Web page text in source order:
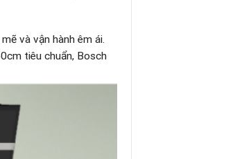
và vận hành êm ái.
tiêu chuẩn, Bosch